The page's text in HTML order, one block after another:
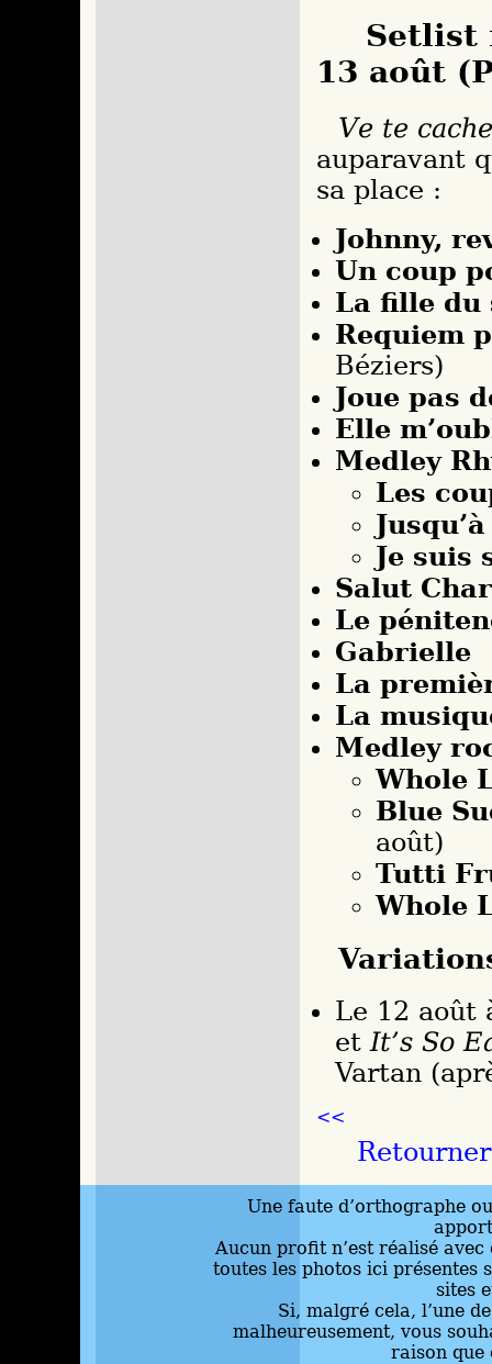
Setlist
13 août
Ve te
auparavant
sa place :
Johnny,
Un coup
La fille du
Requiem
Béziers)
Joue pas
Elle
Medley
Les
Je suis
Salut
Le
Gabrielle
La
La
Medley
Whole
Blue
août)
Tutti
Whole
Le 12 août
et It’s So
Vartan
<<
Une faute d’orthographe
Aucun profit n’est réalisé
toutes les photos ici présentes
sites
Si, malgré cela, l’une
malheureusement, vous
raison que